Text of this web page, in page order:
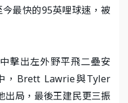
最快的95英哩球速，被
擊出左外野平飛二壘安
，Brett Lawrie與Tyler
出局，最後王建民更三振